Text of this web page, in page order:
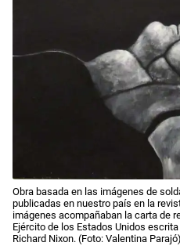
Obra basada en las imágenes de
publicadas en nuestro país en la
imágenes acompañaban la carta de
Ejército de los Estados Unidos
Richard Nixon. (Foto: Valentina Parajó)